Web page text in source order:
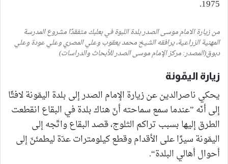
1975.
من زيارة الامام موسى الصدر بلدة اللبوة في بعلبك متفقدًا مشروع المدرسة
المهنية الزراعية، يرافقه الشيخ محمد يعقوب وعلي المصري وعلي عودة وعلي
دبوق(المصدر: مركز الإمام موسى الصدر للأبحاث والدراسات)
زيارة اليمّونة
يحكي ناصرالدين عن زيارة الإمام الصدر إلى بلدة اليمّونة لافتًا
إلى أنّه ”عندما سمع سماحته أنّ هناك بلدة في البقاع انقطعت
الطرق إليها بسبب تراكم الثلوج، قصد البقاع واتّجه إلى
اليمّونة سيرًا على الأقدام وقطع كيلومترات عدّة ليطمئنّ إلى
أحوال أهالي البلدة“.